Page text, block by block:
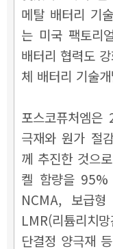
메탈 배터리 기
는 미국 팩토리
배터리 협력도
체 배터리 기술
포스코퓨처엠
극재와 원가 절
께 추진한 것으
켈 함량을 95%
NCMA, 보급
LMR(리튬리치
단결정 양극재